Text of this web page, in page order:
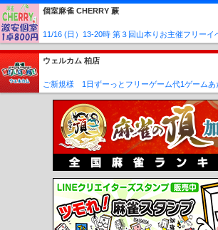
前駅
津福駅 安武駅 大善寺駅 三潴駅 犬塚駅 大溝駅
加部駅
永駅
東甘木駅 西鉄銀水駅 新栄町駅 紫駅 西鉄五条駅
校前駅
古賀茶屋駅 北野駅 大城駅 金島駅 大堰駅
木駅
貝塚駅 名島駅 香椎宮前駅
西鉄新宮駅
駅
大板井駅 松崎駅 今隈駅 西太刀洗駅 山隈駅 太
あかぢ駅 藤棚駅 中泉駅 市場駅 ふれあい生力駅
糒駅 田川市立病院駅 下伊田駅 豊前大
勾金駅 柿下温泉口駅 内田駅 赤駅 油
東犀川三四郎駅 新豊津駅 豊津駅 今川河童
祇園駅 中洲川端駅 天神駅 赤坂駅 大
室見駅 呉服町駅 千代県庁口駅 馬出九大病
橋本駅 次郎丸駅 賀茂駅 野芥駅 梅林駅
別府駅 六本松駅 桜坂駅 薬院大通駅 渡辺通
香春口三萩野駅 片野駅 城野駅 北方駅 競馬場
徳力嵐山口駅 志井駅 企救丘駅 西黒崎駅 熊西駅
個室麻雀 CHERRY 蕨
11/16 (日）13-20時 第３回山本りお主催フリーイ
ウェルカム 柏店
ご新規様 1日ずーっとフリーゲーム代1ゲームあ